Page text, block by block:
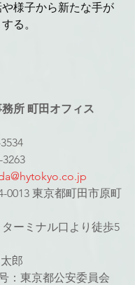
様子から新たな手が
る。
所 町田オフィス
0013 東京都町田市原町
ターミナル口より徒歩5
郎
：東京都公安委員会